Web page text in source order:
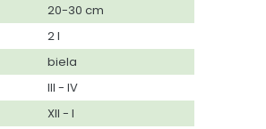
20-30 cm
2 l
biela
III - IV
XII - I